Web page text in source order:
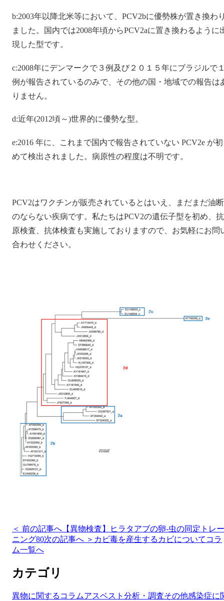
b:2003年以降北米等において、PCV2bに優勢株が置き換わ
ました。国内では2008年頃からPCV2aに置き換わるように
現した型です。
c:2008年にデンマークで３例及び２０１５年にブラジルで
例が報告されているのみで、その他の国・地域での報告は
りません。
d:近年(2012頃～)世界的に優勢な型。
e:2016 年に、これまで国内で報告されていない PCV2e が初
めて検出されました。病原性の程度は不明です。
PCV2はワクチンが販売されているとはいえ、まだまだ油断
のならない疾病です。私たちはPCV2の遺伝子型を初め、抗
原検査、抗体検査も実施しておりますので、お気軽にお問
合わせください。
＜ 前の記事へ 【異物検査】ヒラタアブの卵-虫の同定トレー
ニング80次の記事へ ＞ カビ毒を産生するカビについて コラ
ム一覧へ
カテゴリ
異物に関するコラムアスベスト分析・調査その他感染症に